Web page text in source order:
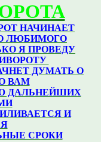
НАЧИНАЕТ
ЛЮБИМОГО
Я ПРОВЕДУ
ДУМАТЬ О
ВАМ
ДАЛЬНЕЙШИХ
И
СРОКИ